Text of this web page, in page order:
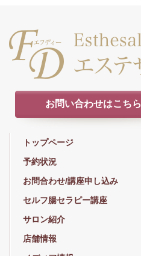
お問い合わせはこちら
トップページ
予約状況
お問合わせ/講座申し込み
セルフ腸セラピー講座
サロン紹介
店舗情報